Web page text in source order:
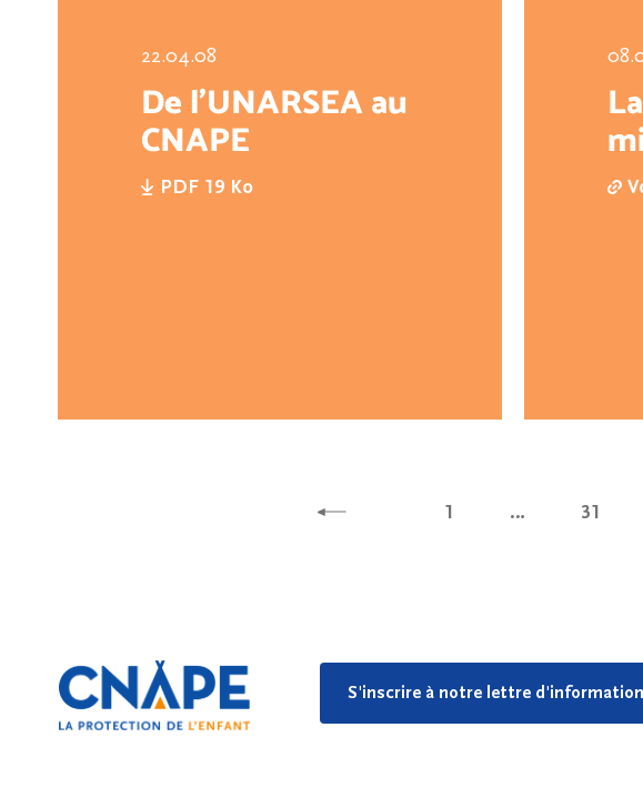
22.04.08
De l'UNARSEA au
CNAPE
PDF 19 Ko
1 … 31
S'inscrire à notre lettre d'information